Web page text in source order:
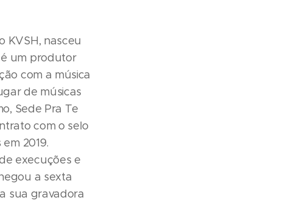
KVSH, nasceu
é um produtor
com a música
de músicas
Sede Pra Te
com o selo
2019.
execuções e
a sexta
sua gravadora